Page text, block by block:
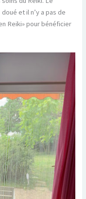
et il n’y a pas de
Reiki» pour bénéficier